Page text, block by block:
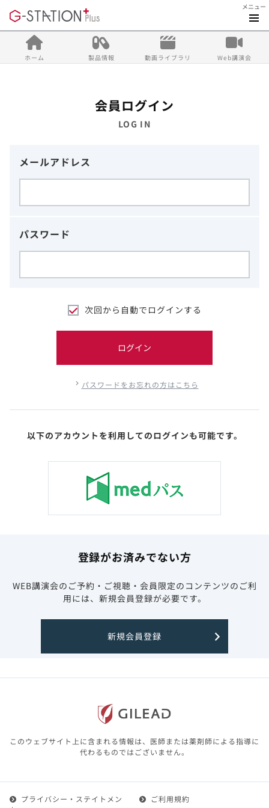
メニュー
ホーム 製品情報 動画ライブラリ Web講演会
会員ログイン
LOG IN
メールアドレス
パスワード
次回から自動でログインする
ログイン
パスワードをお忘れの方はこちら
以下のアカウントを利用してのログインも可能です。
登録がお済みでない方
WEB講演会のご予約・ご視聴・会員限定のコンテンツのご利
用には、新規会員登録が必要です。
新規会員登録
このウェブサイト上に含まれる情報は、医師または薬剤師による指導に
代わるものではございません。
プライバシー・ステイトメン
ご利用規約